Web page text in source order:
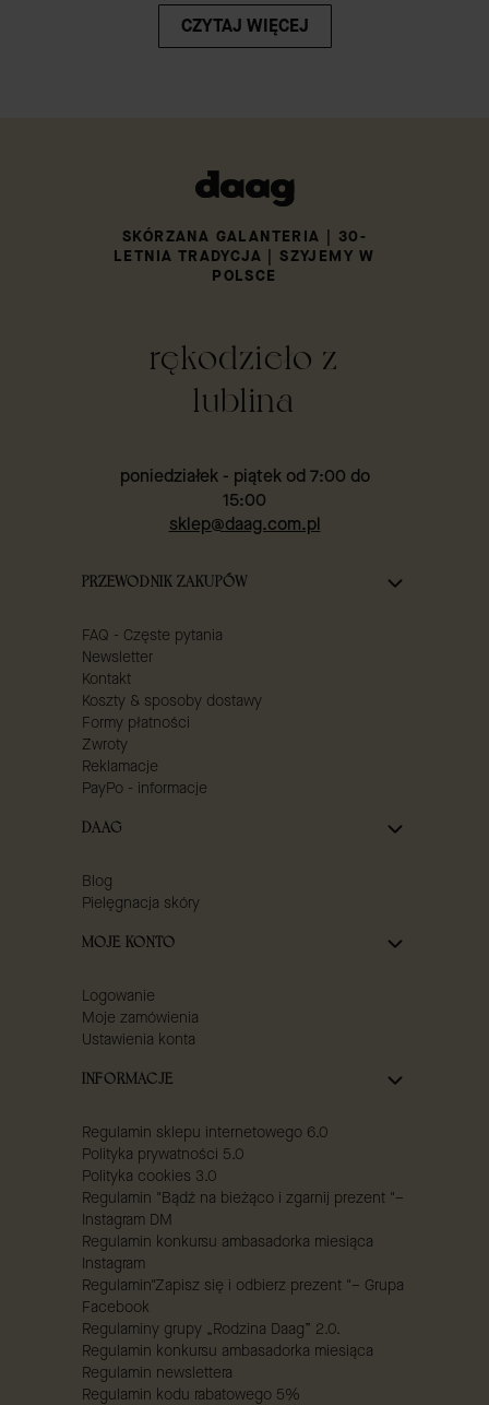
CZYTAJ WIĘCEJ
SKÓRZANA GALANTERIA | 30-
LETNIA TRADYCJA | SZYJEMY W
POLSCE
rękodzieło z
lublina
poniedziałek - piątek od 7:00 do
15:00
sklep@daag.com.pl
Linki w stopce
PRZEWODNIK ZAKUPÓW
FAQ - Częste pytania
Newsletter
Kontakt
Koszty & sposoby dostawy
Formy płatności
Zwroty
Reklamacje
PayPo - informacje
DAAG
Blog
Pielęgnacja skóry
MOJE KONTO
Logowanie
Moje zamówienia
Ustawienia konta
INFORMACJE
Regulamin sklepu internetowego 6.0
Polityka prywatności 5.0
Polityka cookies 3.0
Regulamin "Bądź na bieżąco i zgarnij prezent "–
Instagram DM
Regulamin konkursu ambasadorka miesiąca
Instagram
Regulamin"Zapisz się i odbierz prezent "– Grupa
Facebook
Regulaminy grupy „Rodzina Daag” 2.0.
Regulamin konkursu ambasadorka miesiąca
Regulamin newslettera
Regulamin kodu rabatowego 5%